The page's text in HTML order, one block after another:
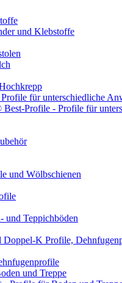
und Klebstoffe
für unterschiedliche
Profile - Profile für
und Wölbschienen
und Teppichböden
Doppel-K Profile,
und Treppe